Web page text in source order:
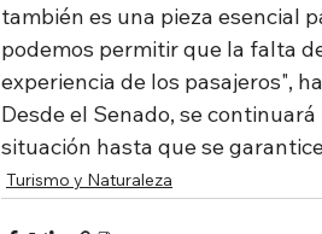
también es una pieza esencial
podemos permitir que la falta
experiencia de los pasajeros",
Desde el Senado, se
situación hasta que se
Turismo y Naturaleza